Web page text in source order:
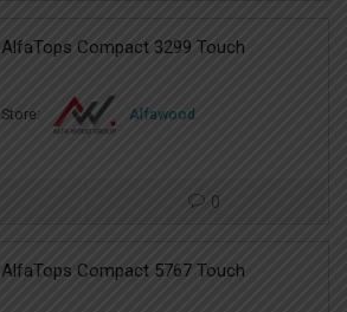
AlfaTops Compact 3299 Touch
Store: Alfawood
0
AlfaTops Compact 5767 Touch